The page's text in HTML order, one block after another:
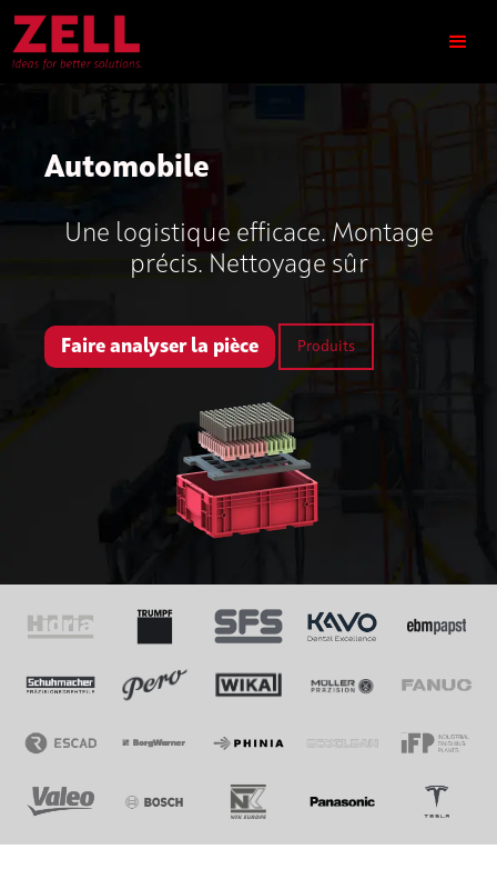
Automobile
Une logistique efficace. Montage
précis. Nettoyage sûr
Faire analyser la pièce Produits